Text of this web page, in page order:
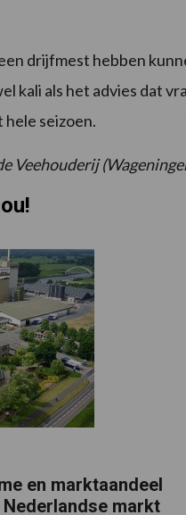
drijfmest hebben
kali als het advies dat
seizoen.
Veehouderij (Wageningen
en marktaandeel
markt